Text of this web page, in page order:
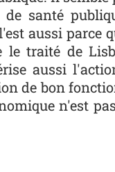
santé
aussi
traité de
aussi
de bon
n'est